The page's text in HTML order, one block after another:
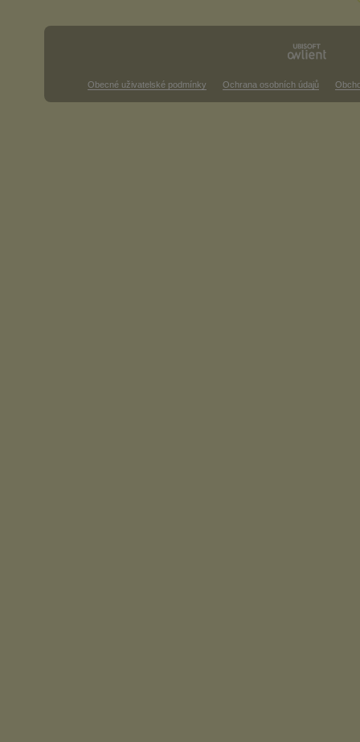
Obecné uživatelské podmínky Ochrana osobních údajů